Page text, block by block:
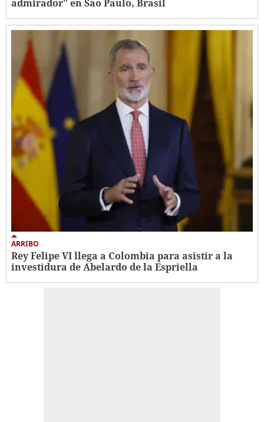
admirador" en Sao Paulo, Brasil
ARRIBO
Rey Felipe VI llega a Colombia para asistir a la
investidura de Abelardo de la Espriella